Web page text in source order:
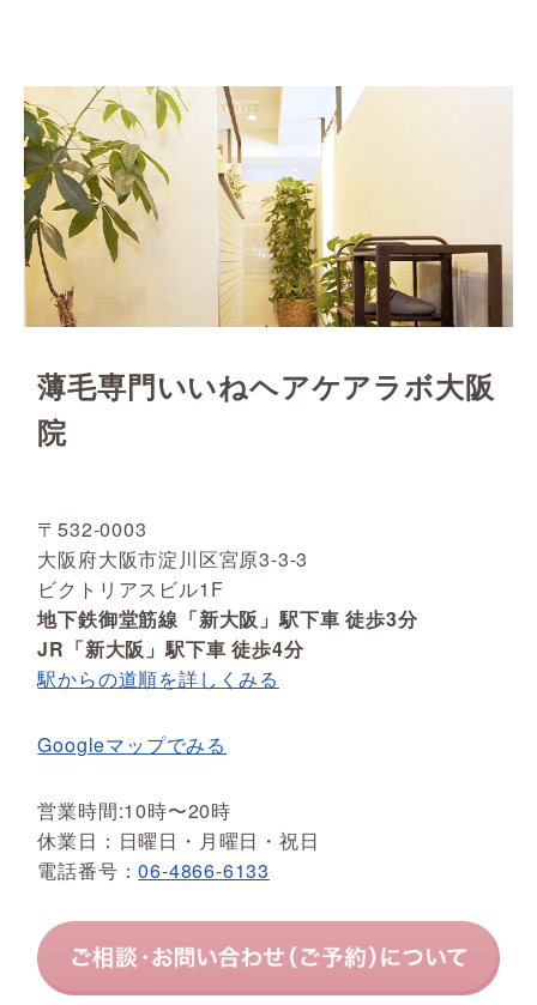
薄毛専門いいねヘアケアラボ大阪
院
〒532-0003
大阪府大阪市淀川区宮原3-3-3
ビクトリアスビル1F
地下鉄御堂筋線「新大阪」駅下車 徒歩3分
JR「新大阪」駅下車 徒歩4分
駅からの道順を詳しくみる
Googleマップでみる
営業時間:10時〜20時
休業日：日曜日・月曜日・祝日
電話番号：06-4866-6133